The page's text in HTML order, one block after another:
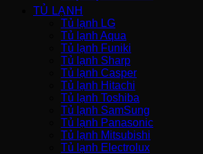
TỦ LẠNH
Tủ lạnh LG
Tủ lạnh Aqua
Tủ lạnh Funiki
Tủ lạnh Sharp
Tủ lạnh Casper
Tủ lạnh Hitachi
Tủ lạnh Toshiba
Tủ lạnh SamSung
Tủ lạnh Panasonic
Tủ lạnh Mitsubishi
Tủ lạnh Electrolux